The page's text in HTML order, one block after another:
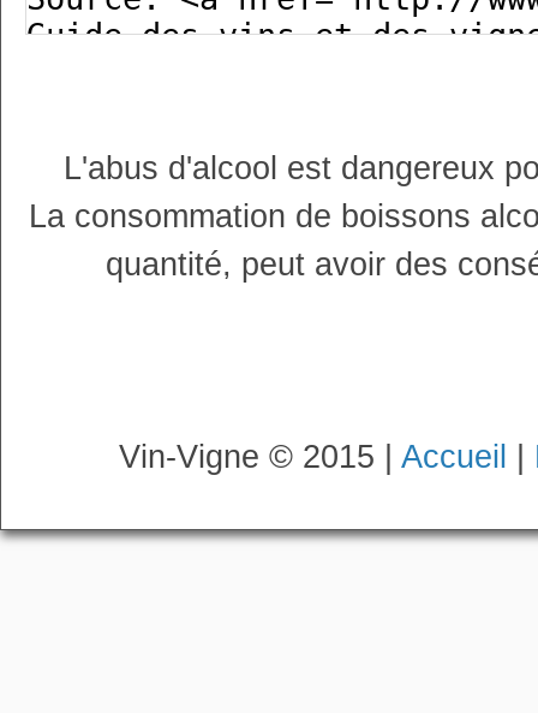
L'abus d'alcool est dangereux
La consommation de boissons
quantité, peut avoir des
Vin-Vigne © 2015 | Accueil